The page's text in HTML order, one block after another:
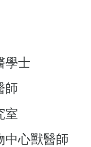
學士
師
室
中心獸醫師